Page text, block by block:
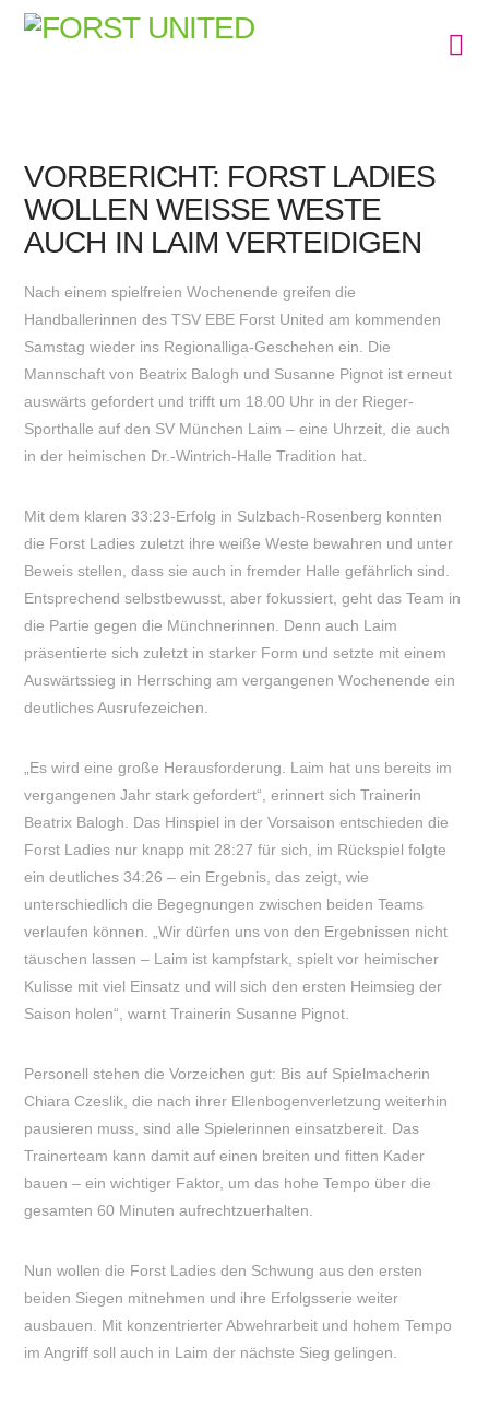
VORBERICHT: FORST LADIES
WOLLEN WEISSE WESTE A
UCH IN LAIM VERTEIDIGEN
Nach einem spielfreien Wochenende greifen die
Handballerinnen des TSV EBE Forst United am kommenden
Samstag wieder ins Regionalliga-Geschehen ein. Die
Mannschaft von Beatrix Balogh und Susanne Pignot ist erneut
auswärts gefordert und trifft um 18.00 Uhr in der Rieger-
Sporthalle auf den SV München Laim – eine Uhrzeit, die auch
in der heimischen Dr.-Wintrich-Halle Tradition hat.
Mit dem klaren 33:23-Erfolg in Sulzbach-Rosenberg konnten
die Forst Ladies zuletzt ihre weiße Weste bewahren und unter
Beweis stellen, dass sie auch in fremder Halle gefährlich sind.
Entsprechend selbstbewusst, aber fokussiert, geht das Team in
die Partie gegen die Münchnerinnen. Denn auch Laim
präsentierte sich zuletzt in starker Form und setzte mit einem
Auswärtssieg in Herrsching am vergangenen Wochenende ein
deutliches Ausrufezeichen.
„Es wird eine große Herausforderung. Laim hat uns bereits im
vergangenen Jahr stark gefordert“, erinnert sich Trainerin
Beatrix Balogh. Das Hinspiel in der Vorsaison entschieden die
Forst Ladies nur knapp mit 28:27 für sich, im Rückspiel folgte
ein deutliches 34:26 – ein Ergebnis, das zeigt, wie
unterschiedlich die Begegnungen zwischen beiden Teams
verlaufen können. „Wir dürfen uns von den Ergebnissen nicht
täuschen lassen – Laim ist kampfstark, spielt vor heimischer
Kulisse mit viel Einsatz und will sich den ersten Heimsieg der
Saison holen“, warnt Trainerin Susanne Pignot.
Personell stehen die Vorzeichen gut: Bis auf Spielmacherin
Chiara Czeslik, die nach ihrer Ellenbogenverletzung weiterhin
pausieren muss, sind alle Spielerinnen einsatzbereit. Das
Trainerteam kann damit auf einen breiten und fitten Kader
bauen – ein wichtiger Faktor, um das hohe Tempo über die
gesamten 60 Minuten aufrechtzuerhalten.
Nun wollen die Forst Ladies den Schwung aus den ersten
beiden Siegen mitnehmen und ihre Erfolgsserie weiter
ausbauen. Mit konzentrierter Abwehrarbeit und hohem Tempo
im Angriff soll auch in Laim der nächste Sieg gelingen.